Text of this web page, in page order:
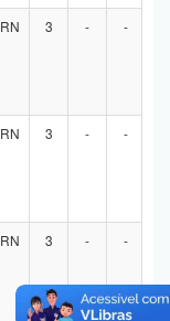
RN 3 - -
RN 3 - -
RN 3 - -